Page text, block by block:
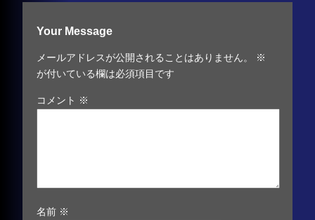
Your Message
メールアドレスが公開されることはありません。
※
が付いている欄は必須項目です
コメント ※
名前 ※